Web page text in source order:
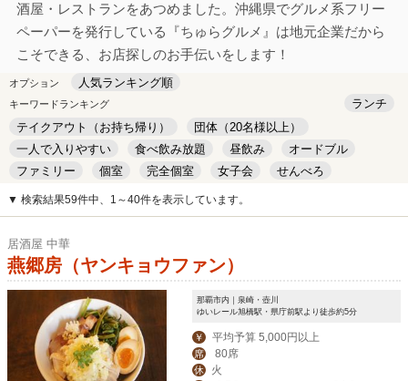
酒屋・レストランをあつめました。沖縄県でグルメ系フリー
ペーパーを発行している『ちゅらグルメ』は地元企業だから
こそできる、お店探しのお手伝いをします！
オプション 人気ランキング順
キーワードランキング
ランチ
テイクアウト（お持ち帰り）
団体（20名様以上）
一人で入りやすい
食べ飲み放題 昼飲み
オードブル
ファミリー
個室 完全個室 女子会
せんべろ
キッズルーム
安い デート
▼ 検索結果59件中、1～40件を表示しています。
居酒屋 中華
燕郷房（ヤンキョウファン）
那覇市内｜泉崎・壺川
ゆいレール旭橋駅・県庁前駅より徒歩約5分
￥ 平均予算 5,000円以上
席 80席
休 火